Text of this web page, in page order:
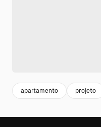
apartamento projeto